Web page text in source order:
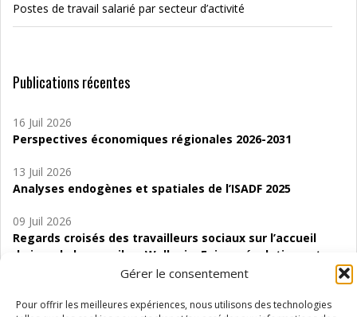
Gérer le consentement
Pour offrir les meilleures expériences, nous utilisons des technologies
Postes de travail salarié par secteur d’activité
Publications récentes
16 Juil 2026
Perspectives économiques régionales 2026-2031
13 Juil 2026
Analyses endogènes et spatiales de l’ISADF 2025
09 Juil 2026
Regards croisés des travailleurs sociaux sur l’accueil
de jour de bas seuil en Wallonie. Enjeux, évolutions et
06 Juil 2026